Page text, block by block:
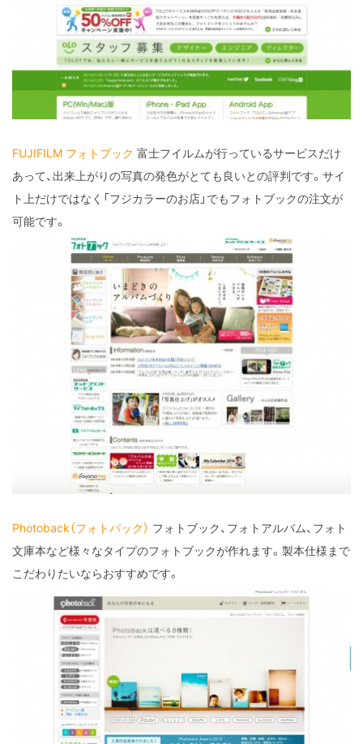
FUJIFILM フォトブック 富士フイルムが行っているサービスだけ
あって、出来上がりの写真の発色がとても良いとの評判です。サイ
ト上だけではなく「フジカラーのお店」でもフォトブックの注文が
可能です。
Photoback（フォトバック） フォトブック、フォトアルバム、フォト
文庫本など様々なタイプのフォトブックが作れます。製本仕様まで
こだわりたいならおすすめです。